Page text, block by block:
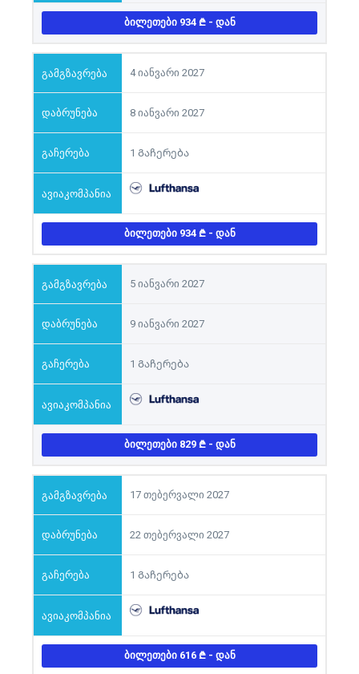
ᲑᲘᲚᲔᲗᲔᲑᲘ 934 - ᲓᲐᲜ
4 იანვარი 2027
8 იანვარი 2027
1 Გაჩერება
ᲑᲘᲚᲔᲗᲔᲑᲘ 934 - ᲓᲐᲜ
5 იანვარი 2027
9 იანვარი 2027
1 Გაჩერება
ᲑᲘᲚᲔᲗᲔᲑᲘ 829 - ᲓᲐᲜ
17 თებერვალი 2027
22 თებერვალი 2027
1 Გაჩერება
ᲑᲘᲚᲔᲗᲔᲑᲘ 616 - ᲓᲐᲜ